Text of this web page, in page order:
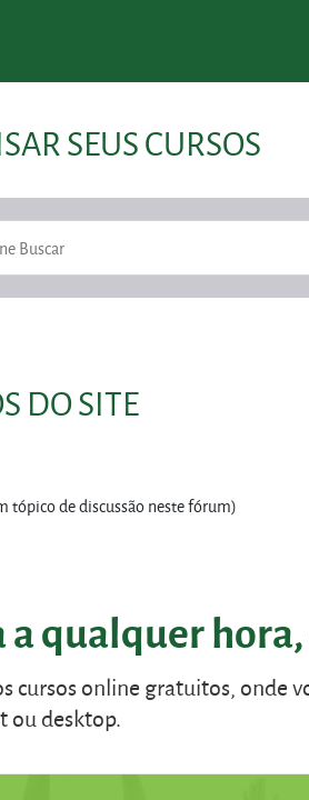
SEUS CURSOS
DO SITE
tópico de discussão neste fórum)
qualquer
cursos online gratuitos, onde
ou desktop.